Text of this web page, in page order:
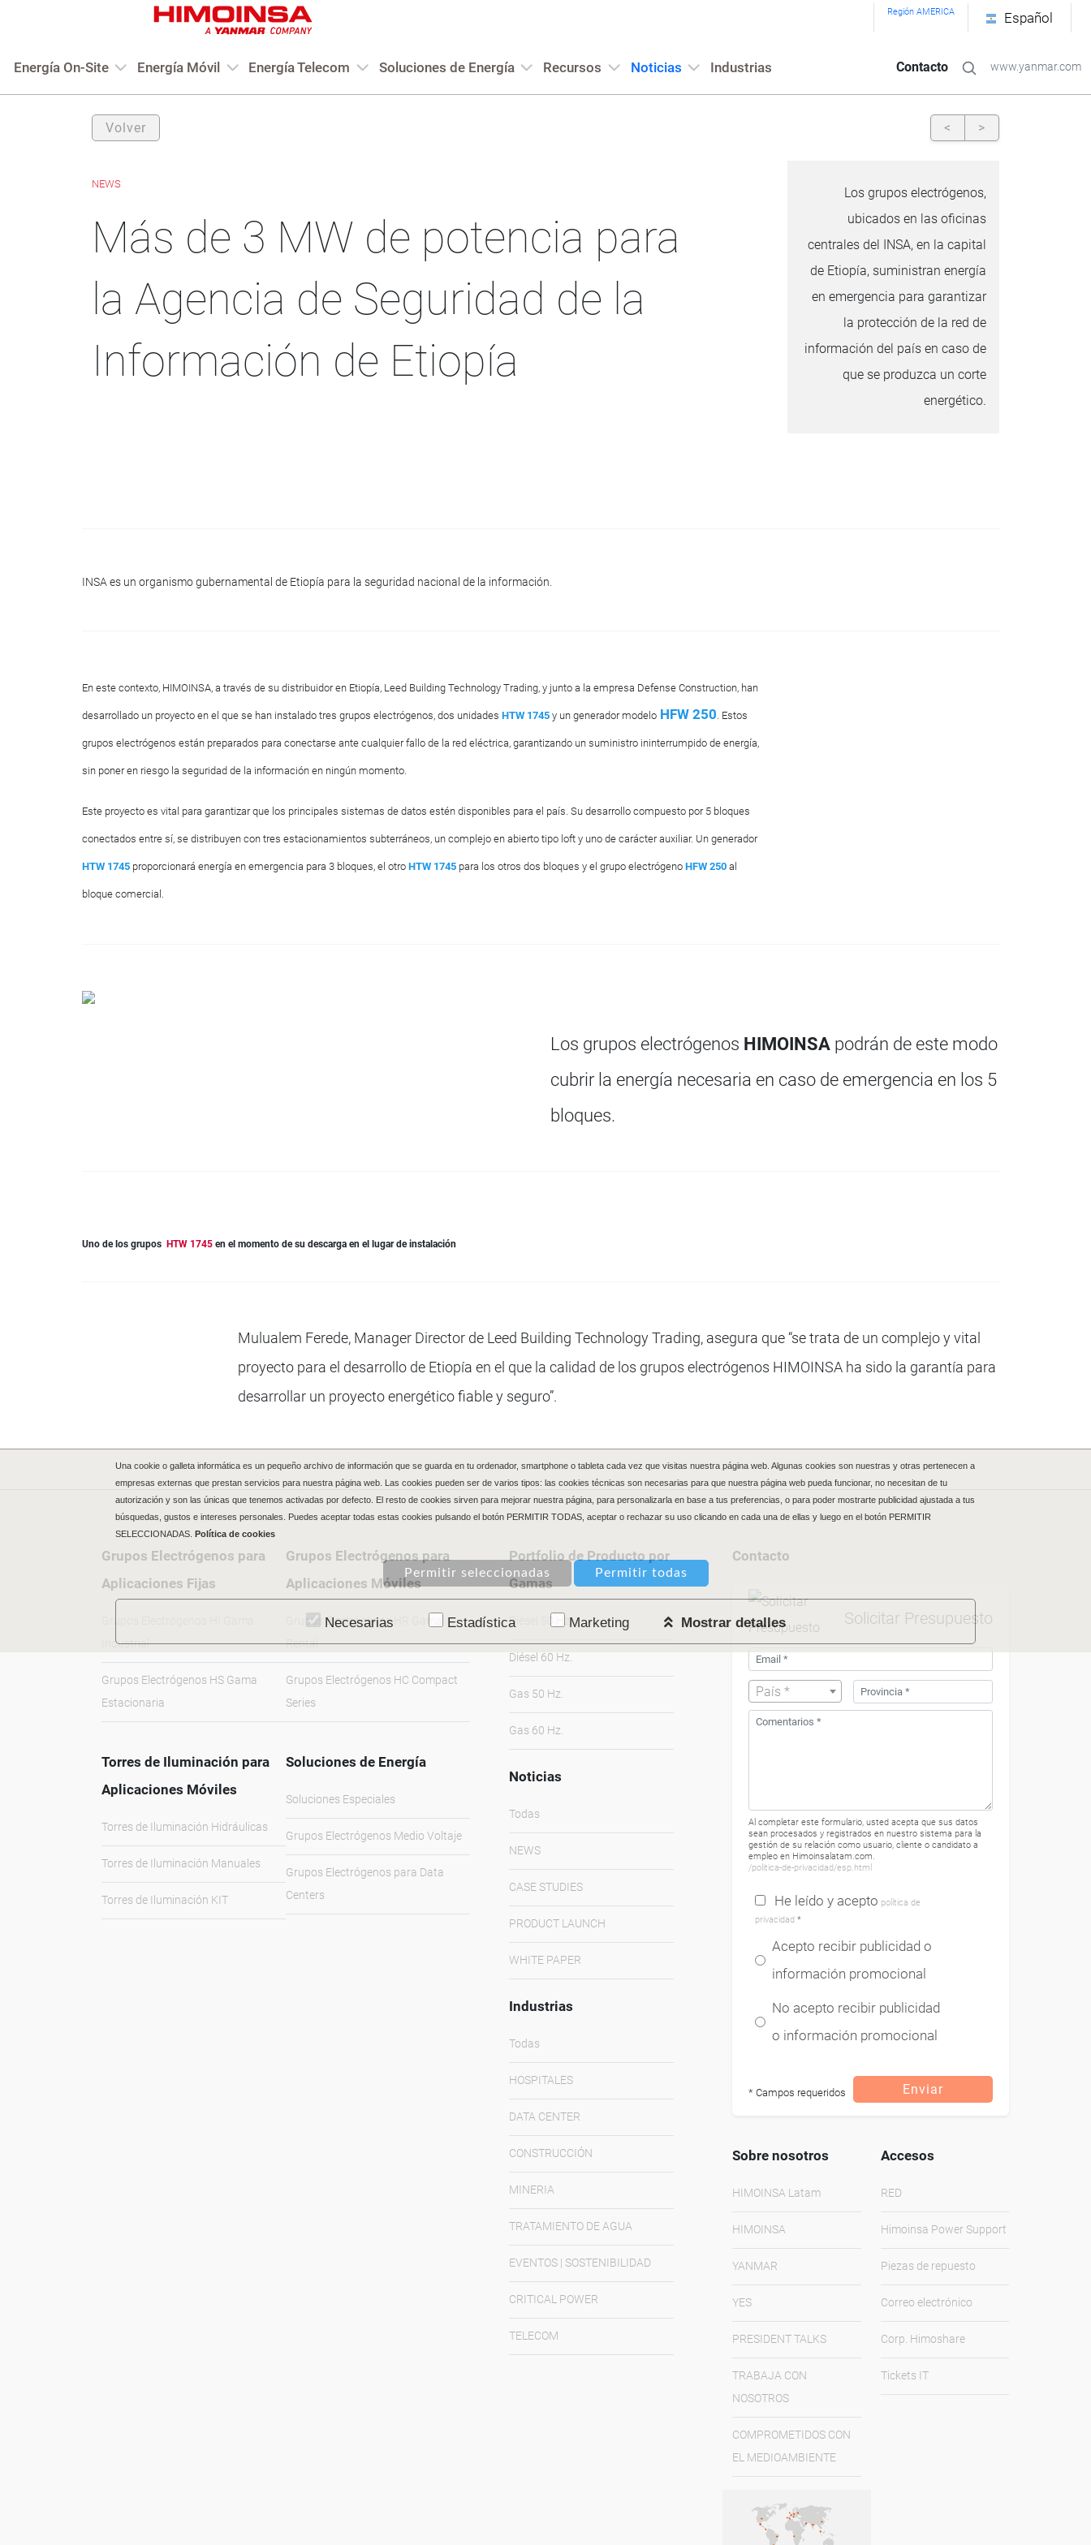
Región AMERICA Español
Energía On-Site Energía Móvil Energía Telecom Soluciones de Energía Recursos Noticias Industrias Contacto www.yanmar.com
Volver < >
NEWS
Más de 3 MW de potencia para
la Agencia de Seguridad de la
Información de Etiopía
Los grupos electrógenos,
ubicados en las oficinas
centrales del INSA, en la capital
de Etiopía, suministran energía
en emergencia para garantizar
la protección de la red de
información del país en caso de
que se produzca un corte
energético.
INSA es un organismo gubernamental de Etiopía para la seguridad nacional de la información.
En este contexto, HIMOINSA, a través de su distribuidor en Etiopía, Leed Building Technology Trading, y junto a la empresa Defense Construction, han
desarrollado un proyecto en el que se han instalado tres grupos electrógenos, dos unidades HTW 1745 y un generador modelo HFW 250 . Estos
grupos electrógenos están preparados para conectarse ante cualquier fallo de la red eléctrica, garantizando un suministro ininterrumpido de energía,
sin poner en riesgo la seguridad de la información en ningún momento.
Este proyecto es vital para garantizar que los principales sistemas de datos estén disponibles para el país. Su desarrollo compuesto por 5 bloques
conectados entre sí, se distribuyen con tres estacionamientos subterráneos, un complejo en abierto tipo loft y uno de carácter auxiliar. Un generador
HTW 1745 proporcionará energía en emergencia para 3 bloques, el otro HTW 1745 para los otros dos bloques y el grupo electrógeno HFW 250 al
bloque comercial.
Los grupos electrógenos HIMOINSA podrán de este modo
cubrir la energía necesaria en caso de emergencia en los 5
bloques.
Uno de los grupos HTW 1745 en el momento de su descarga en el lugar de instalación
Mulualem Ferede, Manager Director de Leed Building Technology Trading, asegura que “se trata de un complejo y vital
proyecto para el desarrollo de Etiopía en el que la calidad de los grupos electrógenos HIMOINSA ha sido la garantía para
desarrollar un proyecto energético fiable y seguro”.
Grupos Electrógenos para
Aplicaciones Fijas
Industrial
Grupos Electrógenos HS Gama
Estacionaria
Grupos Electrógenos para
Aplicaciones Móviles
Grupos Electrógenos HR Gama
Rental
Grupos Electrógenos HC Compact
Series
Torres de Iluminación para
Aplicaciones Móviles
Torres de Iluminación Hidráulicas
Torres de Iluminación Manuales
Torres de Iluminación KIT
Soluciones de Energía
Soluciones Especiales
Grupos Electrógenos Medio Voltaje
Grupos Electrógenos para Data
Centers
Portfolio de Producto por
Gamas
Diésel 50 Hz.
Diésel 60 Hz.
Gas 50 Hz.
Gas 60 Hz.
Noticias
Todas
NEWS
CASE STUDIES
PRODUCT LAUNCH
WHITE PAPER
Industrias
Todas
HOSPITALES
DATA CENTER
CONSTRUCCIÓN
MINERIA
TRATAMIENTO DE AGUA
EVENTOS | SOSTENIBILIDAD
CRITICAL POWER
TELECOM
Contacto
Solicitar Presupuesto
País *
Al completar este formulario, usted acepta que sus datos
sean procesados ​​y registrados en nuestro sistema para la
gestión de su relación como usuario, cliente o candidato a
empleo en Himoinsalatam.com.
/politica-de-privacidad/esp.html
He leído y acepto política de
privacidad *
Acepto recibir publicidad o
información promocional
No acepto recibir publicidad
o información promocional
* Campos requeridos Enviar
Sobre nosotros
HIMOINSA Latam
HIMOINSA
YANMAR
YES
PRESIDENT TALKS
TRABAJA CON
NOSOTROS
COMPROMETIDOS CON
EL MEDIOAMBIENTE
Accesos
RED
Himoinsa Power Support
Piezas de repuesto
Correo electrónico
Corp. Himoshare
Tickets IT
Una cookie o galleta informática es un pequeño archivo de información que se guarda en tu ordenador, smartphone o tableta cada vez que visitas nuestra página web. Algunas cookies son nuestras y otras pertenecen a
empresas externas que prestan servicios para nuestra página web. Las cookies pueden ser de varios tipos: las cookies técnicas son necesarias para que nuestra página web pueda funcionar, no necesitan de tu
autorización y son las únicas que tenemos activadas por defecto. El resto de cookies sirven para mejorar nuestra página, para personalizarla en base a tus preferencias, o para poder mostrarte publicidad ajustada a tus
búsquedas, gustos e intereses personales. Puedes aceptar todas estas cookies pulsando el botón PERMITIR TODAS, aceptar o rechazar su uso clicando en cada una de ellas y luego en el botón PERMITIR
SELECCIONADAS.Política de cookies
Necesarias Estadística Marketing Mostrar detalles